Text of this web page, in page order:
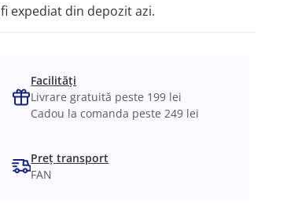
expediat din depozit azi.
Facilități
Livrare gratuită peste 199 lei
Cadou la comanda peste 249 lei
Preț transport
FAN